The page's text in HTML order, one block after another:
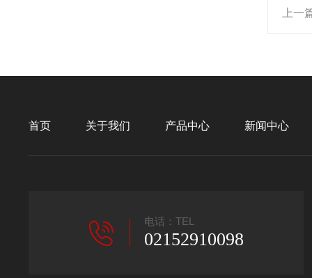
上一
首页 关于我们 产品中心 新闻中心
电话：TEL
02152910098